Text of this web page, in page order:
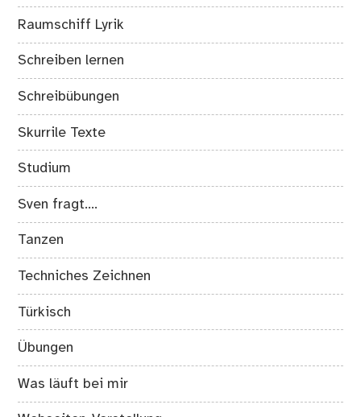
Raumschiff Lyrik
Schreiben lernen
Schreibübungen
Skurrile Texte
Studium
Sven fragt….
Tanzen
Techniches Zeichnen
Türkisch
Übungen
Was läuft bei mir